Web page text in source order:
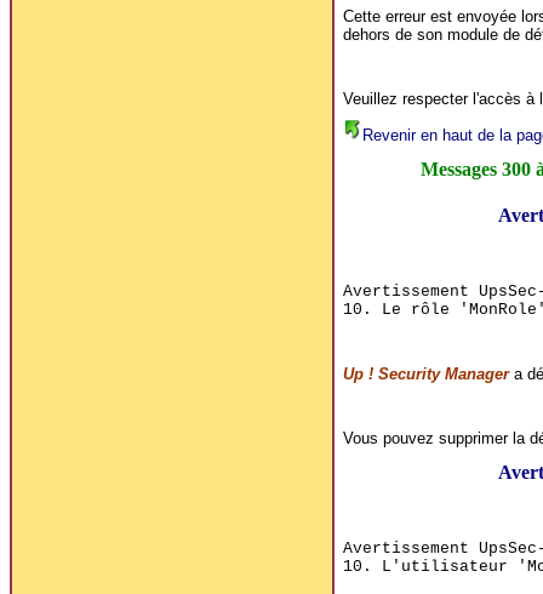
Cette erreur est envoyée
dehors de son module de
Veuillez respecter l'accès à
Revenir en haut de la
Messages 300
Avertissement
10. Le rôle
Up ! Security Managera
Vous pouvez supprimer la
Avertissement
10. L'utilisateur